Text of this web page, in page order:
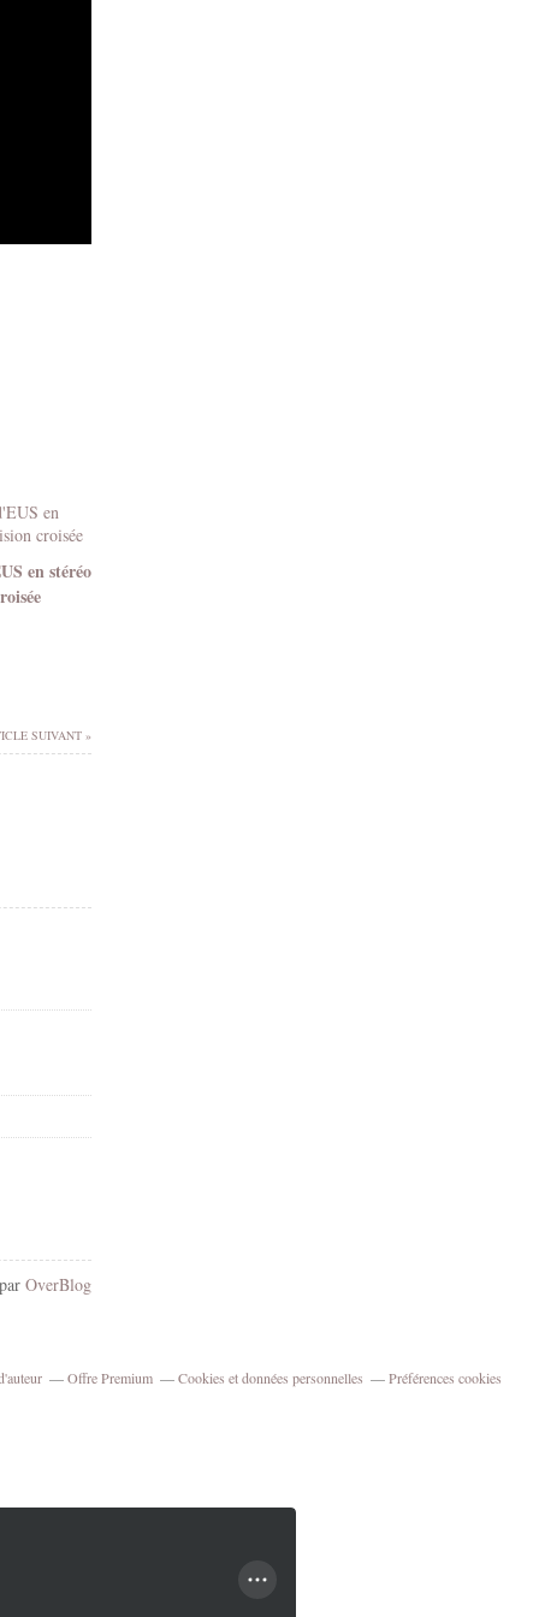
en stéréo
SUIVANT »
OverBlog
Offre Premium Cookies et données personnelles Préférences cookies